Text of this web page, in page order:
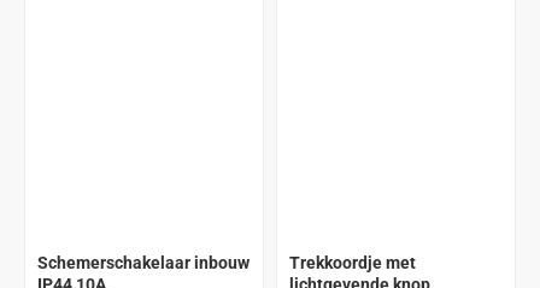
Schemerschakelaar inbouw
IP44 10A
Trekkoordje met
lichtgevende knop